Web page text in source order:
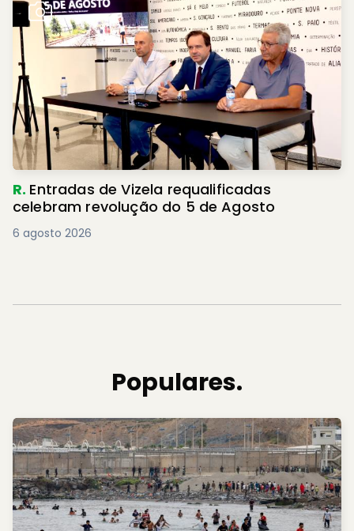
R. Entradas de Vizela requalificadas
celebram revolução do 5 de Agosto
6 agosto 2026
Populares.